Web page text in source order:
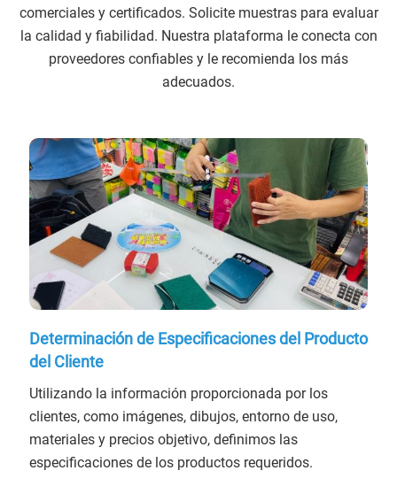
comerciales y certificados. Solicite muestras para evaluar
la calidad y fiabilidad. Nuestra plataforma le conecta con
proveedores confiables y le recomienda los más
adecuados.
Determinación de Especificaciones del Producto
del Cliente
Utilizando la información proporcionada por los
clientes, como imágenes, dibujos, entorno de uso,
materiales y precios objetivo, definimos las
especificaciones de los productos requeridos.